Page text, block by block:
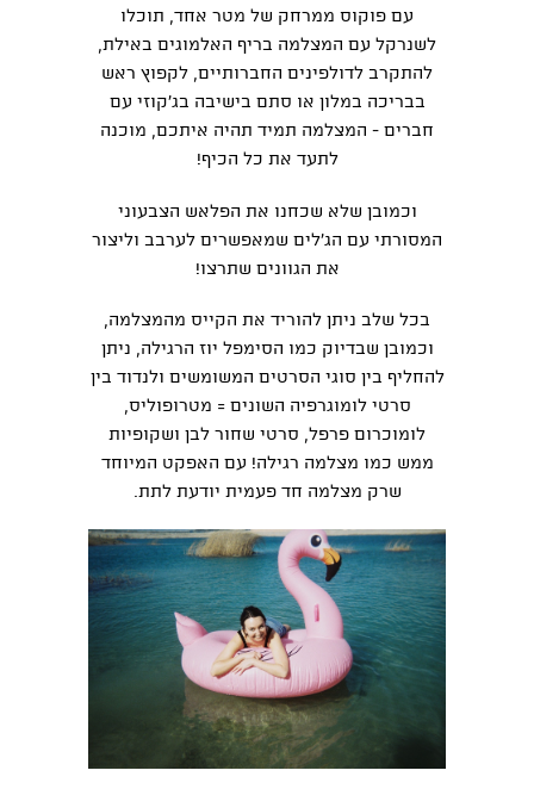
עם פוקוס ממרחק של מטר אחד, תוכלו
לשנרקל עם המצלמה בריף האלמוגים באילת,
להתקרב לדולפינים החברותיים, לקפוץ ראש
בבריכה במלון או סתם בישיבה בג'קוזי עם
חברים - המצלמה תמיד תהיה איתכם, מוכנה
לתעד את כל הכיף!
וכמובן שלא שכחנו את הפלאש הצבעוני
המסורתי עם הג'לים שמאפשרים לערבב וליצור
את הגוונים שתרצו!
בכל שלב ניתן להוריד את הקייס מהמצלמה,
וכמובן שבדיוק כמו הסימפל יוז הרגילה, ניתן
להחליף בין סוגי הסרטים המשומשים ולנדוד בין
סרטי לומוגרפיה השונים = מטרופוליס,
לומוכרום פרפל, סרטי שחור לבן ושקופיות
ממש כמו מצלמה רגילה! עם האפקט המיוחד
שרק מצלמה חד פעמית יודעת לתת.